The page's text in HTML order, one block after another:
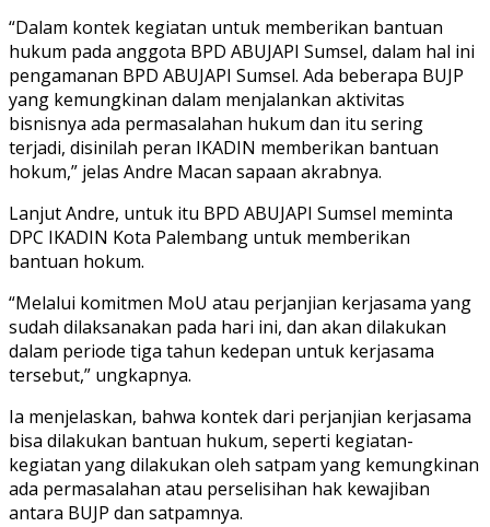
“Dalam kontek kegiatan untuk memberikan bantuan
hukum pada anggota BPD ABUJAPI Sumsel, dalam hal ini
pengamanan BPD ABUJAPI Sumsel. Ada beberapa BUJP
yang kemungkinan dalam menjalankan aktivitas
bisnisnya ada permasalahan hukum dan itu sering
terjadi, disinilah peran IKADIN memberikan bantuan
hokum,” jelas Andre Macan sapaan akrabnya.
Lanjut Andre, untuk itu BPD ABUJAPI Sumsel meminta
DPC IKADIN Kota Palembang untuk memberikan
bantuan hokum.
“Melalui komitmen MoU atau perjanjian kerjasama yang
sudah dilaksanakan pada hari ini, dan akan dilakukan
dalam periode tiga tahun kedepan untuk kerjasama
tersebut,” ungkapnya.
Ia menjelaskan, bahwa kontek dari perjanjian kerjasama
bisa dilakukan bantuan hukum, seperti kegiatan-
kegiatan yang dilakukan oleh satpam yang kemungkinan
ada permasalahan atau perselisihan hak kewajiban
antara BUJP dan satpamnya.